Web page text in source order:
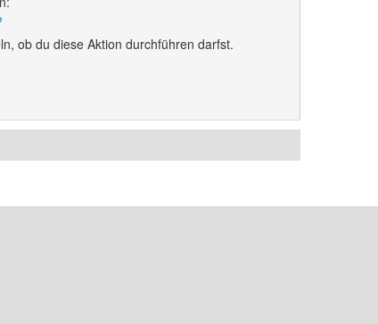
ob du diese Aktion durchführen darfst.